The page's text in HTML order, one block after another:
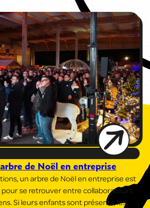
de Noël en entreprise
un arbre de Noël en entreprise est
se retrouver entre collaborateurs
Si leurs enfants sont présents, les